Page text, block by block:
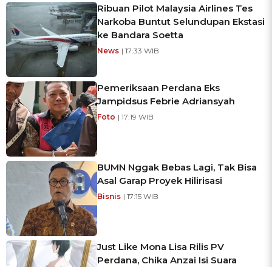
Ribuan Pilot Malaysia Airlines Tes
Narkoba Buntut Selundupan Ekstasi
ke Bandara Soetta
News | 17:33 WIB
Pemeriksaan Perdana Eks
Jampidsus Febrie Adriansyah
Foto | 17:19 WIB
BUMN Nggak Bebas Lagi, Tak Bisa
Asal Garap Proyek Hilirisasi
Bisnis | 17:15 WIB
Just Like Mona Lisa Rilis PV
Perdana, Chika Anzai Isi Suara